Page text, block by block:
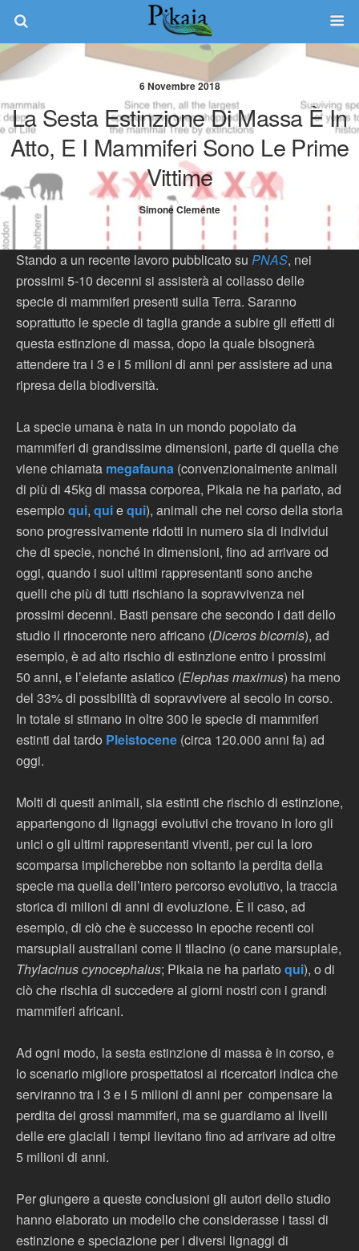
6 Novembre 2018
La Sesta Estinzione Di Massa È In
Atto, E I Mammiferi Sono Le Prime
Vittime
Simone Clemente
Stando a un recente lavoro pubblicato su PNAS, nei
prossimi 5-10 decenni si assisterà al collasso delle
specie di mammiferi presenti sulla Terra. Saranno
soprattutto le specie di taglia grande a subire gli effetti di
questa estinzione di massa, dopo la quale bisognerà
attendere tra i 3 e i 5 milioni di anni per assistere ad una
ripresa della biodiversità.
La specie umana è nata in un mondo popolato da
mammiferi di grandissime dimensioni, parte di quella che
viene chiamata megafauna (convenzionalmente animali
di più di 45kg di massa corporea, Pikaia ne ha parlato, ad
esempio qui, quiequi), animali che nel corso della storia
sono progressivamente ridotti in numero sia di individui
che di specie, nonché in dimensioni, fino ad arrivare od
oggi, quando i suoi ultimi rappresentanti sono anche
quelli che più di tutti rischiano la sopravvivenza nei
prossimi decenni. Basti pensare che secondo i dati dello
studio il rinoceronte nero africano (Diceros bicornis), ad
esempio, è ad alto rischio di estinzione entro i prossimi
50 anni, e l’elefante asiatico (Elephas maximus) ha meno
del 33% di possibilità di sopravvivere al secolo in corso.
In totale si stimano in oltre 300 le specie di mammiferi
estinti dal tardo Pleistocene (circa 120.000 anni fa) ad
oggi.
Molti di questi animali, sia estinti che rischio di estinzione,
appartengono di lignaggi evolutivi che trovano in loro gli
unici o gli ultimi rappresentanti viventi, per cui la loro
scomparsa implicherebbe non soltanto la perdita della
specie ma quella dell’intero percorso evolutivo, la traccia
storica di milioni di anni di evoluzione. È il caso, ad
esempio, di ciò che è successo in epoche recenti coi
marsupiali australiani come il tilacino (o cane marsupiale,
Thylacinus cynocephalus; Pikaia ne ha parlato qui), o di
ciò che rischia di succedere ai giorni nostri con i grandi
mammiferi africani.
Ad ogni modo, la sesta estinzione di massa è in corso, e
lo scenario migliore prospettatosi ai ricercatori indica che
serviranno tra i 3 e i 5 milioni di anni per compensare la
perdita dei grossi mammiferi, ma se guardiamo ai livelli
delle ere glaciali i tempi lievitano fino ad arrivare ad oltre
5 milioni di anni.
Per giungere a queste conclusioni gli autori dello studio
hanno elaborato un modello che considerasse i tassi di
estinzione e speciazione per i diversi lignaggi di